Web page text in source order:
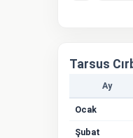
Tarsus
Ay
Ocak
Şubat